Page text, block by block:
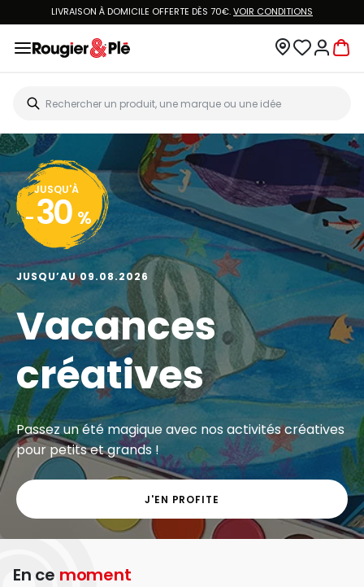
LIVRAISON À DOMICILE OFFERTE DÈS 70€.VOIR CONDITIONS
JUSQU'À
- 30 %
JUSQU’AU 09.08.2026
Vacances
créatives
Passez un été magique avec nos activités créatives
pour petits et grands !
J'EN PROFITE
En ce moment